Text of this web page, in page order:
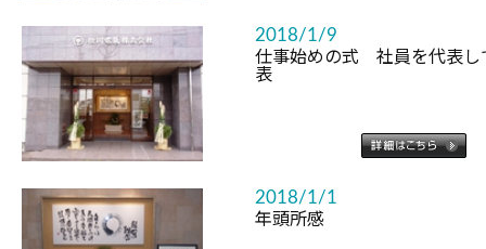
2018/1/9
仕事始めの式 社員を代表し
表
2018/1/1
年頭所感